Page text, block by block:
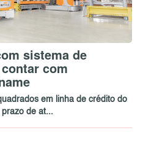
sistema de
com
em linha de crédito do
de at...